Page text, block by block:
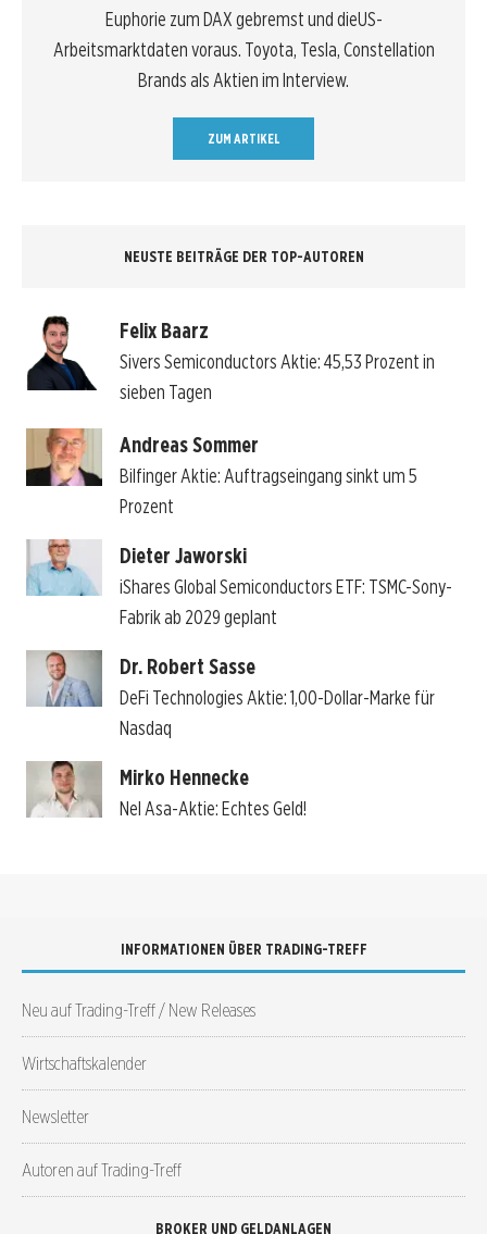
Euphorie zum DAX gebremst und dieUS-
Arbeitsmarktdaten voraus. Toyota, Tesla, Constellation
Brands als Aktien im Interview.
ZUM ARTIKEL
NEUSTE BEITRÄGE DER TOP-AUTOREN
Felix Baarz
Sivers Semiconductors Aktie: 45,53 Prozent in
sieben Tagen
Andreas Sommer
Bilfinger Aktie: Auftragseingang sinkt um 5
Prozent
Dieter Jaworski
iShares Global Semiconductors ETF: TSMC-Sony-
Fabrik ab 2029 geplant
Dr. Robert Sasse
DeFi Technologies Aktie: 1,00-Dollar-Marke für
Nasdaq
Mirko Hennecke
Nel Asa-Aktie: Echtes Geld!
INFORMATIONEN ÜBER TRADING-TREFF
Neu auf Trading-Treff / New Releases
Wirtschaftskalender
Newsletter
Autoren auf Trading-Treff
BROKER UND GELDANLAGEN